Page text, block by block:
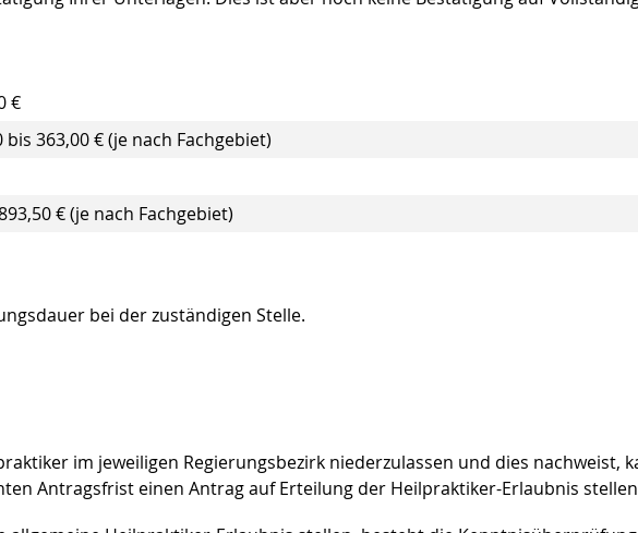
€
363,00 € (je nach Fachgebiet)
€ (je nach Fachgebiet)
bei der zuständigen Stelle.
im jeweiligen Regierungsbezirk niederzulassen und dies nachweist,
Antragsfrist einen Antrag auf Erteilung der Heilpraktiker-Erlaubnis